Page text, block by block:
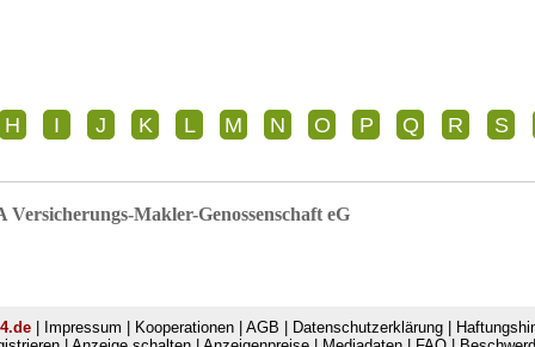
H I J K L M N O P Q R S
Versicherungs-Makler-Genossenschaft eG
| Impressum Kooperationen| AGB Datenschutzerklärung|